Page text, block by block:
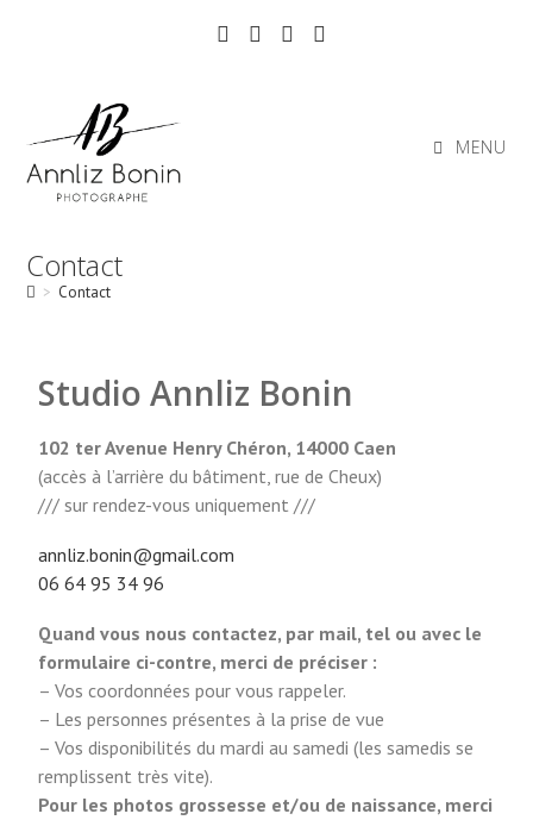
MENU
Contact
> Contact
Studio Annliz Bonin
102 ter Avenue Henry Chéron, 14000 Caen
(accès à l’arrière du bâtiment, rue de Cheux)
/// sur rendez-vous uniquement ///
annliz.bonin@gmail.com
06 64 95 34 96
Quand vous nous contactez, par mail, tel ou avec le
formulaire ci-contre, merci de préciser :
– Vos coordonnées pour vous rappeler.
– Les personnes présentes à la prise de vue
– Vos disponibilités du mardi au samedi (les samedis se
remplissent très vite).
Pour les photos grossesse et/ou de naissance, merci